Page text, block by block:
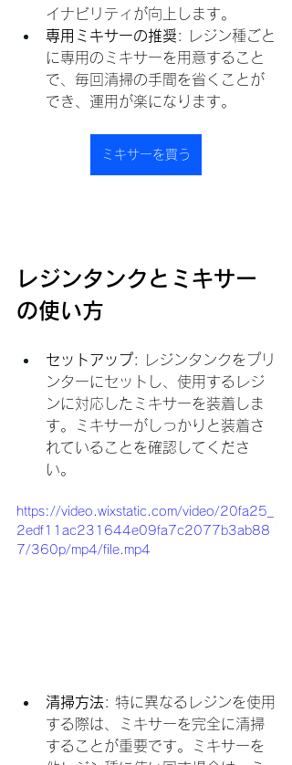
イナビリティが向上します。
専用ミキサーの推奨: レジン種ごと
に専用のミキサーを用意すること
で、毎回清掃の手間を省くことが
でき、運用が楽になります。
ミキサーを買う
レジンタンクとミキサー
の使い方
セットアップ: レジンタンクをプリ
ンターにセットし、使用するレジ
ンに対応したミキサーを装着しま
す。ミキサーがしっかりと装着さ
れていることを確認してくださ
い。
https://video.wixstatic.com/video/20fa25_
2edf11ac231644e09fa7c2077b3ab88
7/360p/mp4/file.mp4
清掃方法: 特に異なるレジンを使用
する際は、ミキサーを完全に清掃
することが重要です。ミキサーを